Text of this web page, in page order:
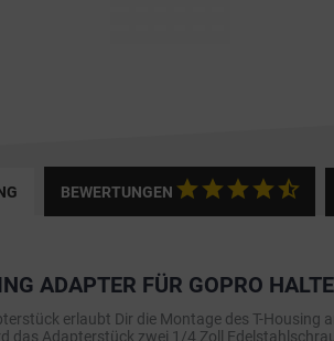
BEWERTUNGEN
ADAPTER FÜR GOPRO
erlaubt Dir die Montage des T-Housing
das Adapterstück zwei 1/4 Zoll